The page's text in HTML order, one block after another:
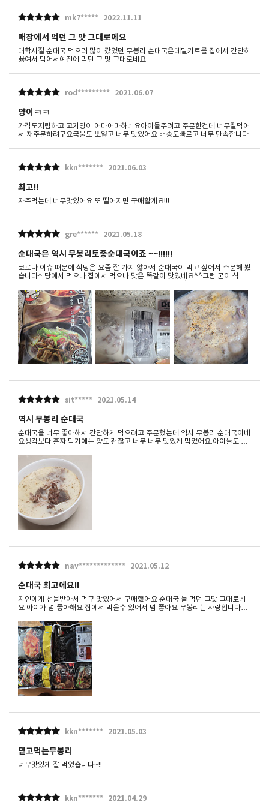
다제 가족걸로도 가입했는데 적립금 활용하려고요 가족아이디로 순대국 4팩 바
같아요다른 내장국 뼈해장국 파육개장도 맛이 궁금합니다.담에는 무봉리 맛보기
세트 한번 주문해보고 싶어요
mk7***** 2022.11.11
매장에서 먹던 그 맛 그대로에요
대학시절 순대국 먹으러 많이 갔었던 무봉리 순대국은데밀키트를 집에서 간단히
끓여서 먹어서예전에 먹던 그 맛 그대로네요
rod********* 2021.06.07
양이ㅋㅋ
가격도저렴하고 고기양이 어마어마하네요아이들주려고 주문한건데 너무잘먹어
서 재주문하려구요국물도 뽀얗고 너무 맛있어요 배송도빠르고 너무 만족합니다
kkn******* 2021.06.03
최고!!
자주먹는데 너무맛있어요 또 떨어지면 구매할게요!!!
gre****** 2021.05.18
순대국은 역시 무봉리토종순대국이죠 ~~!!!!!!
코로나 이슈 때문에 식당은 요즘 잘 가지 않아서 순대국이 먹고 싶어서 주문해 봤
습니다식당에서 먹으나 집에서 먹으나 맛은 똑같이 맛있네요^^그럼 굳이 식당
들때가루가 좀 많은 감이 있네요~~무튼 양도 푸짐한게 배불리 잘 먹었습니다번
창하세요~!!!!
sit***** 2021.05.14
역시 무봉리 순대국
순대국을 너무 좋아해서 간단하게 먹으려고 주문했는데 역시 무봉리 순대국이네
요생각보다 혼자 먹기에는 양도 괜찮고 너무 너무 맛있게 먹었어요.아이들도 밥
방 다 먹을꺼 같긴하네요 ^^)강추합니다.
nav************* 2021.05.12
순대국 최고에요!!
지인에게 선물받아서 먹구 맛있어서 구매했어요 순대국 늘 먹던 그맛 그대로네
요 아이가 넘 좋아해요 집에서 먹을수 있어서 넘 좋아요 무봉리는 사랑입니다
kkn******* 2021.05.03
믿고먹는무봉리
너무맛있게 잘 먹었습니다~!!
kkn******* 2021.04.29